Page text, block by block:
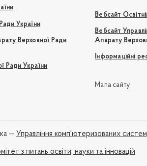
України
Верховної Ради
Ради України
Вебсайт
Вебсайт
Апарату
Інформаційні
Мапа сайту
— Управління комп'ютеризованих систем
з питань освіти, науки та інновацій